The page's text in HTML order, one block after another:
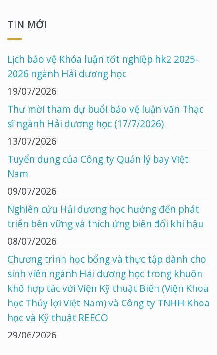
TIN MỚI
Lịch bảo vệ Khóa luận tốt nghiệp hk2 2025-
2026 ngành Hải dương học
19/07/2026
Thư mời tham dự buổi bảo vệ luận văn Thạc
sĩ ngành Hải dương học (17/7/2026)
13/07/2026
Tuyển dụng của Công ty Quản lý bay Việt
Nam
09/07/2026
Nghiên cứu Hải dương học hướng đến phát
triển bền vững và thích ứng biến đổi khí hậu
08/07/2026
Chương trình học bổng và thực tập dành cho
sinh viên ngành Hải dương học trong khuôn
khổ hợp tác với Viện Kỹ thuật Biển (Viện Khoa
học Thủy lợi Việt Nam) và Công ty TNHH Khoa
học và Kỹ thuật REECO
29/06/2026